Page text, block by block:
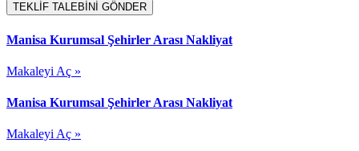
TEKLİF TALEBİNİ GÖNDER
Manisa Kurumsal Şehirler Arası Nakliyat
Makaleyi Aç »
Manisa Kurumsal Şehirler Arası Nakliyat
Makaleyi Aç »